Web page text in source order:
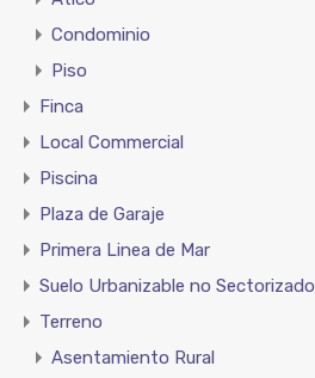
Condominio
Piso
Finca
Local Commercial
Piscina
Plaza de Garaje
Primera Linea de Mar
Suelo Urbanizable no Sectorizado
Terreno
Asentamiento Rural